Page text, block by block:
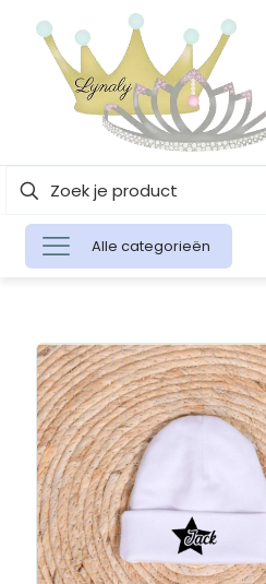
Alle categorieën